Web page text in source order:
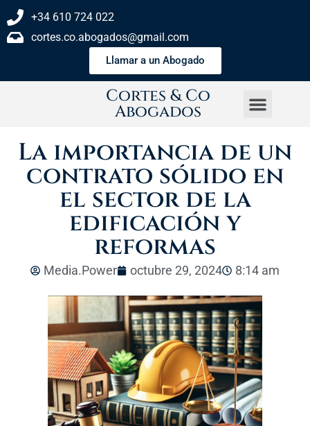
+34 610 724 022
cortes.co.abogados@gmail.com
Llamar a un Abogado
Cortes & Co
Abogados
La importancia de un
contrato sólido en
el sector de la
edificación y
reformas
Media.Power octubre 29, 2024 8:14 am